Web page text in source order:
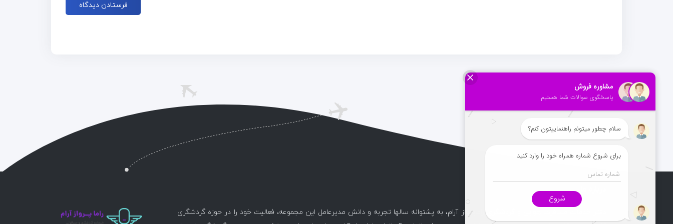
دفتر خدمات مسافرت هوایی و گردشگری راماپرواز آرام، به پشتوانه سالها تجربه و دانش مدیرعامل این مجموعه، فعالیت خود را در حوزه گردشگری